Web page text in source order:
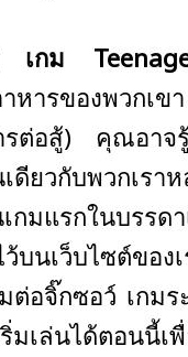
เกม
ารของพวกเข
รต่อสู้) คุณอาจ
ดียวกับพวกเรา
กมแรกในบรรด
ว้บนเว็บไซต์ข
ต่อจิ๊กซอว์ เกม
ล่นได้ตอนนี้เพื่